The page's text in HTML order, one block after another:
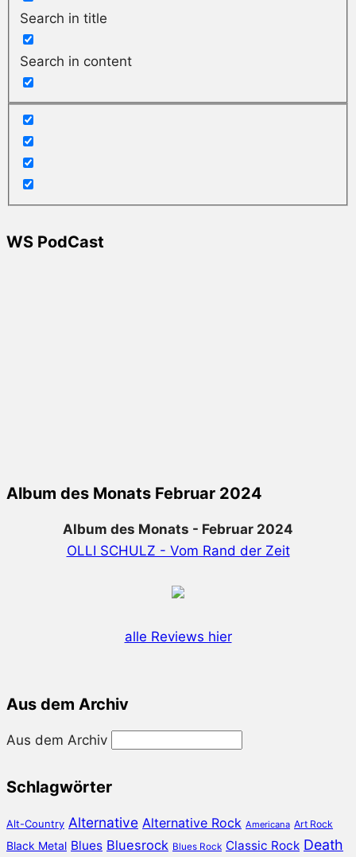
Search in title
Search in content
WS PodCast
Album des Monats Februar 2024
Album des Monats - Februar 2024
OLLI SCHULZ - Vom Rand der Zeit
alle Reviews hier
Aus dem Archiv
Aus dem Archiv
Schlagwörter
Alt-Country Alternative Alternative Rock Americana Art Rock
Black Metal Blues Bluesrock Blues Rock Classic Rock Death